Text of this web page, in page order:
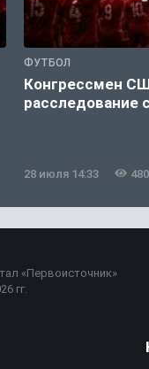
ФУТБОЛ
Конгрессмен
расследование
28 июля 14:33 480
«Первоисточник»
гг.